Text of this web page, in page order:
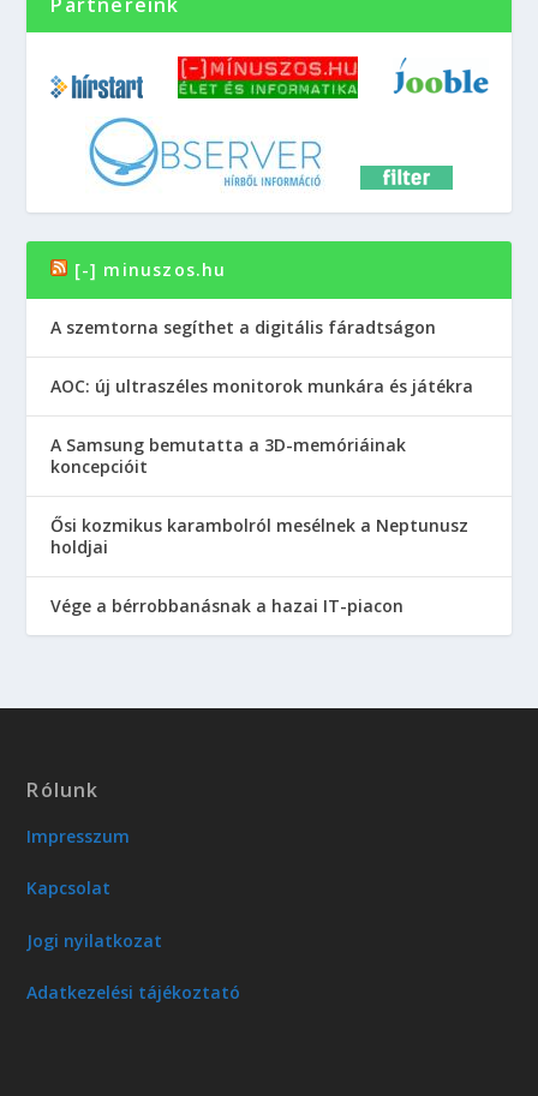
[-] minuszos.hu
A szemtorna segíthet a digitális fáradtságon
AOC: új ultraszéles monitorok munkára és játékra
A Samsung bemutatta a 3D-memóriáinak
koncepcióit
Ősi kozmikus karambolról mesélnek a Neptunusz
holdjai
Vége a bérrobbanásnak a hazai IT-piacon
Rólunk
Impresszum
Kapcsolat
Jogi nyilatkozat
Adatkezelési tájékoztató